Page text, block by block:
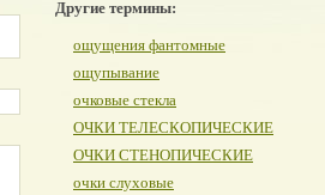
Другие термины:
ощущения фантомные
ощупывание
очковые стекла
ОЧКИ ТЕЛЕСКОПИЧЕСКИЕ
ОЧКИ СТЕНОПИЧЕСКИЕ
очки слуховые